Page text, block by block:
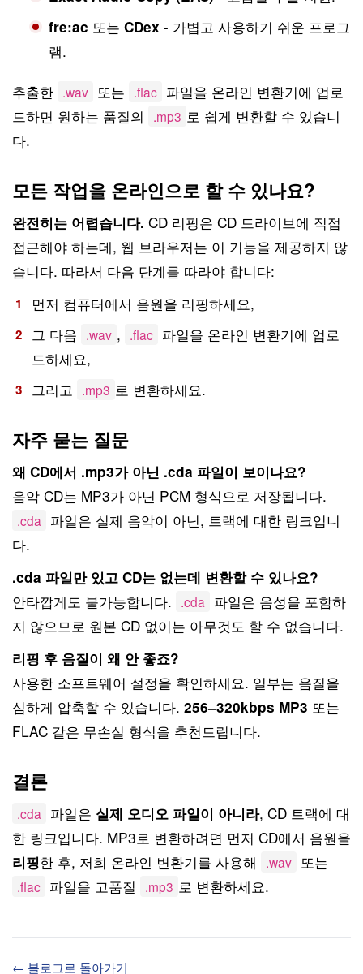
fre:ac 또는 CDex - 가볍고 사용하기 쉬운 프로그
램.
추출한 .wav 또는 .flac 파일을 온라인 변환기에 업로
드하면 원하는 품질의
.mp3 로 쉽게 변환할 수 있습니
다.
모든 작업을 온라인으로 할 수 있나요?
완전히는 어렵습니다. CD 리핑은 CD 드라이브에 직접
접근해야 하는데, 웹 브라우저는 이 기능을 제공하지 않
습니다. 따라서 다음 단계를 따라야 합니다:
먼저 컴퓨터에서 음원을 리핑하세요,
그 다음 .wav , .flac 파일을 온라인 변환기에 업로
드하세요,
그리고
.mp3 로 변환하세요.
자주 묻는 질문
왜 CD에서 .mp3가 아닌 .cda 파일이 보이나요?
음악 CD는 MP3가 아닌 PCM 형식으로 저장됩니다.
.cda 파일은 실제 음악이 아닌, 트랙에 대한 링크입니
다.
.cda 파일만 있고 CD는 없는데 변환할 수 있나요?
안타깝게도 불가능합니다. .cda 파일은 음성을 포함하
지 않으므로 원본 CD 없이는 아무것도 할 수 없습니다.
리핑 후 음질이 왜 안 좋죠?
사용한 소프트웨어 설정을 확인하세요. 일부는 음질을
심하게 압축할 수 있습니다. 256–320kbps MP3 또는
FLAC 같은 무손실 형식을 추천드립니다.
결론
.cda 파일은 실제 오디오 파일이 아니라, CD 트랙에 대
한 링크입니다. MP3로 변환하려면 먼저 CD에서 음원을
리핑한 후, 저희 온라인 변환기를 사용해 .wav 또는
.flac 파일을 고품질 .mp3 로 변환하세요.
← 블로그로 돌아가기